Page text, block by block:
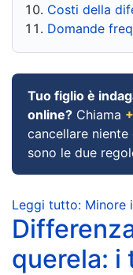
Costi della
Domande
Tuo figlio è
online? Chiama
cancellare
sono le due
Leggi tutto: Minore
querela: i